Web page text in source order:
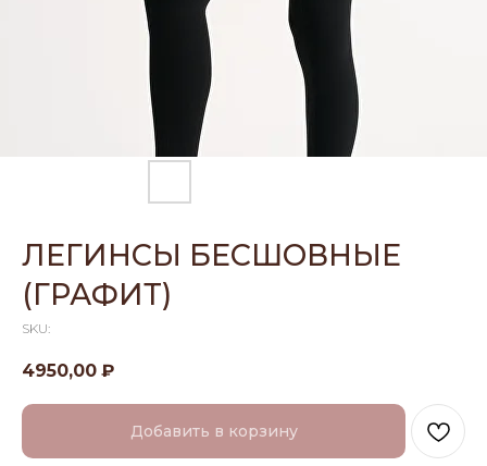
ЛЕГИНСЫ БЕСШОВНЫЕ
(ГРАФИТ)
SKU:
4950,00 ₽
Добавить в корзину